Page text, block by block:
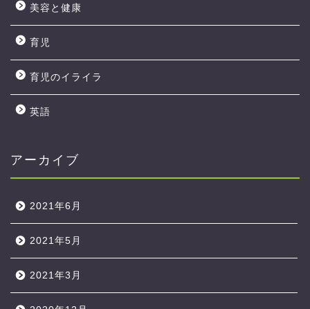
美容と健康
育児
育児のイライラ
英語
アーカイブ
2021年6月
2021年5月
2021年3月